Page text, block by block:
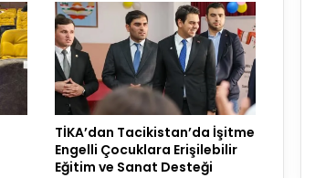
TİKA’dan Tacikistan’da İşitme
Engelli Çocuklara Erişilebilir
Eğitim ve Sanat Desteği